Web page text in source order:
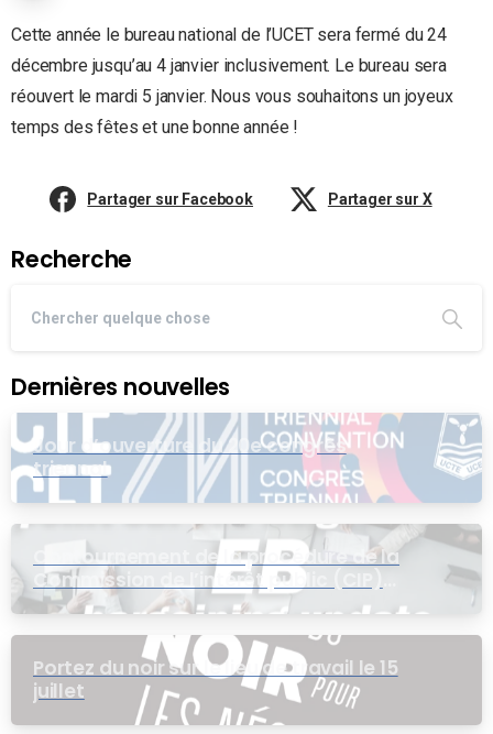
Cette année le bureau national de l’UCET sera fermé du 24
décembre jusqu’au 4 janvier inclusivement. Le bureau sera
réouvert le mardi 5 janvier. Nous vous souhaitons un joyeux
temps des fêtes et une bonne année !
Partager sur Facebook Partager sur X
Recherche
Dernières nouvelles
Jour d’ouverture du 20e congrès
triennal
Contournement de la procédure de la
Commission de l’intérêt public (CIP)
pour le groupe EB
Portez du noir sur le lieu de travail le 15
juillet